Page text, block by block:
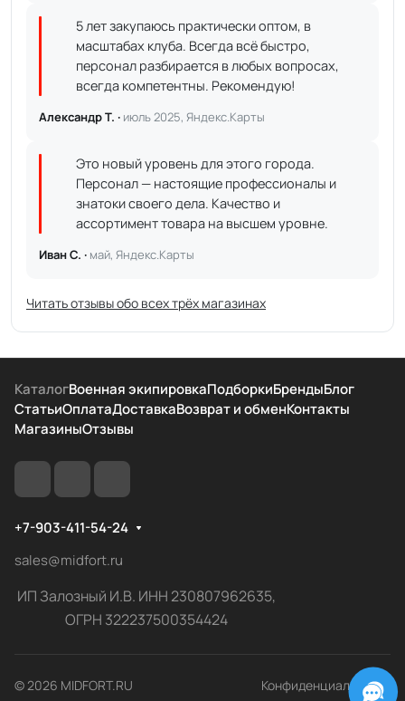
5 лет закупаюсь практически оптом, в
масштабах клуба. Всегда всё быстро,
персонал разбирается в любых вопросах,
всегда компетентны. Рекомендую!
Александр Т. · июль 2025, Яндекс.Карты
Это новый уровень для этого города.
Персонал — настоящие профессионалы и
знатоки своего дела. Качество и
ассортимент товара на высшем уровне.
Иван С. · май, Яндекс.Карты
Читать отзывы обо всех трёх магазинах
КаталогВоенная экипировкаПодборкиБрендыБлог
СтатьиОплатаДоставкаВозврат и обменКонтакты
МагазиныОтзывы
+7-903-411-54-24
sales@midfort.ru
ИП Залозный И.В. ИНН 230807962635,
ОГРН 322237500354424
© 2026 MIDFORT.RU Конфиденциальность